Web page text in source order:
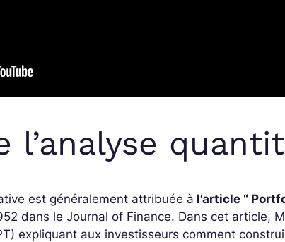
l’analyse
est généralement attribuée à l’article “
dans le Journal of Finance. Dans cet article,
expliquant aux investisseurs comment